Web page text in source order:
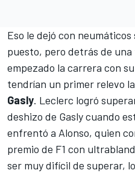
Eso le dejó con neumáticos
puesto, pero detrás de
empezado la carrera con
tendrían un primer relevo
Gasly. Leclerc logró
deshizo de Gasly cuando
enfrentó a Alonso, quien
premio de F1 con
ser muy difícil de superar,